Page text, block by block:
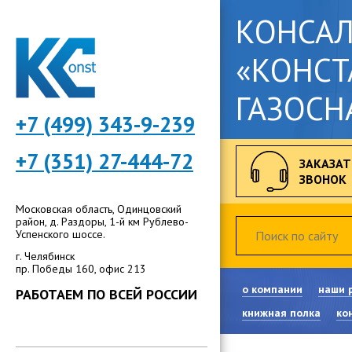
+7 (499) 343-9-239
+7 (351) 27-444-72
Московская область, Одинцовский
район, д. Раздоры, 1-й км Рублево-
Успенского шоссе.
г. Челябинск
пр. Победы 160, офис 213
РАБОТАЕМ ПО ВСЕЙ РОССИИ
ЗВОНОК
о компании
наши
книжная полка